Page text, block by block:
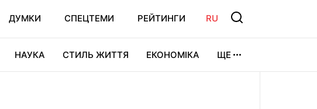
ДУМКИ СПЕЦТЕМИ РЕЙТИНГИ RU
НАУКА СТИЛЬ ЖИТТЯ ЕКОНОМІКА ЩЕ